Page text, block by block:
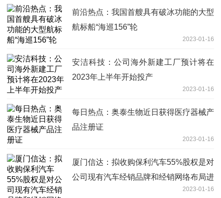
前沿热点：我国首艘具有破冰功能的大型
航标船“海巡156”轮
2023-01-16
安洁科技：公司海外新建工厂预计将在
2023年上半年开始投产
2023-01-16
每日热点：奥泰生物近日获得医疗器械产
品注册证
2023-01-16
厦门信达：拟收购保利汽车55%股权是对
公司现有汽车经销品牌和经销网络布局进
2023-01-16